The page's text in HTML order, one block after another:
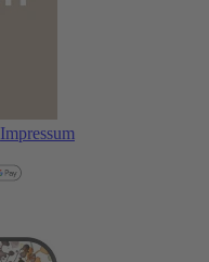
Impressum